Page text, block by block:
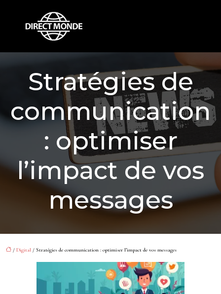
Stratégies de
communication
: optimiser
l’impact de vos
messages
/ Digital / Stratégies de communication : optimiser l’impact de vos messages